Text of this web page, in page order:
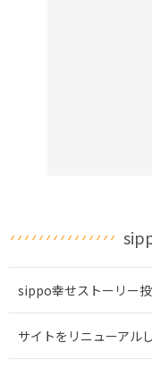
sippo幸せストーリー
サイトをリニューアル